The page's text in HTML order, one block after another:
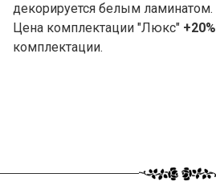
декорируется белым ламинатом.
Цена комплектации "Люкс" +20%
комплектации.